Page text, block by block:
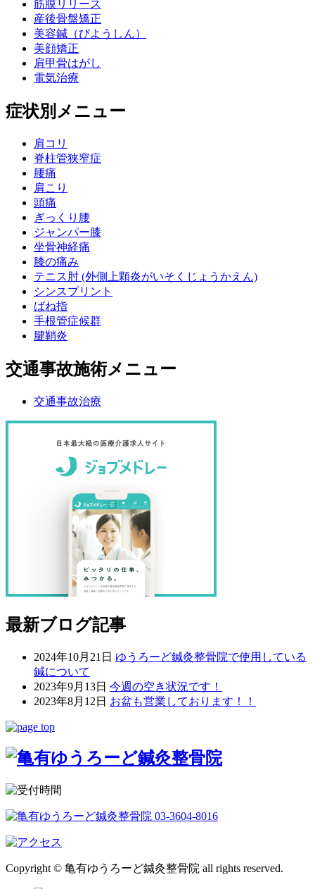
筋膜リリース
産後骨盤矯正
美容鍼（びようしん）
美顔矯正
肩甲骨はがし
電気治療
症状別メニュー
肩コリ
脊柱管狭窄症
腰痛
肩こり
頭痛
ぎっくり腰
ジャンパー膝
坐骨神経痛
膝の痛み
テニス肘 (外側上顆炎がいそくじょうかえん)
シンスプリント
ばね指
手根管症候群
腱鞘炎
交通事故施術メニュー
交通事故治療
最新ブログ記事
2024年10月21日 ゆうろーど鍼灸整骨院で使用している
鍼について
2023年9月13日 今週の空き状況です！
2023年8月12日 お盆も営業しております！！
Copyright © 亀有ゆうろーど鍼灸整骨院 all rights reserved.